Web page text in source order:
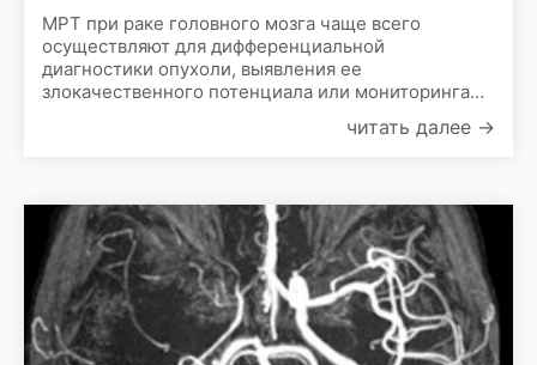
МРТ при раке головного мозга чаще всего
осуществляют для дифференциальной
диагностики опухоли, выявления ее
злокачественного потенциала или мониторинга
рака головного мозга потребует проведения МРТ
1.5 Тесла и последующей консультации онколога.
читать далее →